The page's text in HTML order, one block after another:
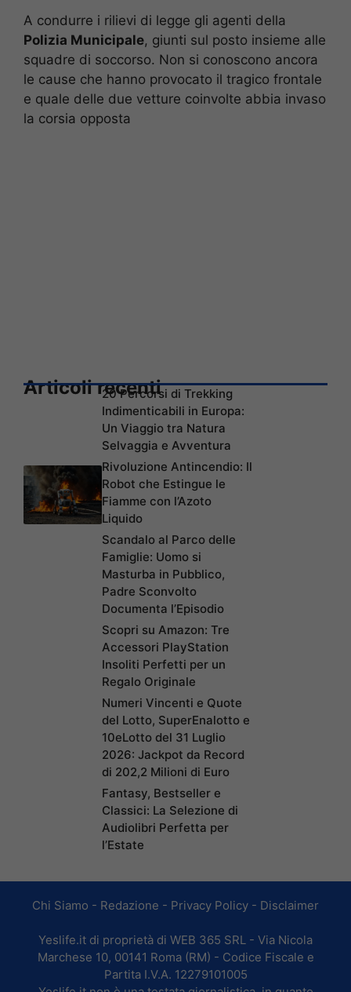
A condurre i rilievi di legge gli agenti della
Polizia Municipale, giunti sul posto insieme alle
squadre di soccorso. Non si conoscono ancora
le cause che hanno provocato il tragico frontale
e quale delle due vetture coinvolte abbia invaso
la corsia opposta
Articoli recenti20 Percorsi di Trekking
Indimenticabili in Europa:
Un Viaggio tra Natura
Selvaggia e Avventura
Rivoluzione Antincendio: Il
Robot che Estingue le
Fiamme con l’Azoto
Liquido
Scandalo al Parco delle
Famiglie: Uomo si
Masturba in Pubblico,
Padre Sconvolto
Documenta l’Episodio
Scopri su Amazon: Tre
Accessori PlayStation
Insoliti Perfetti per un
Regalo Originale
Numeri Vincenti e Quote
del Lotto, SuperEnalotto e
10eLotto del 31 Luglio
2026: Jackpot da Record
di 202,2 Milioni di Euro
Fantasy, Bestseller e
Classici: La Selezione di
Audiolibri Perfetta per
l’Estate
Chi Siamo - Redazione - Privacy Policy - Disclaimer
Yeslife.it di proprietà di WEB 365 SRL - Via Nicola
Marchese 10, 00141 Roma (RM) - Codice Fiscale e
Partita I.V.A. 12279101005